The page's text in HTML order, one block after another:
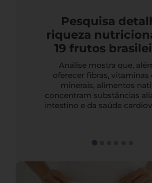
Pesquisa
riqueza
19 frutos
Análise mostra que,
oferecer fibras, vitaminas
minerais, alimentos
concentram substâncias
intestino e da saúde